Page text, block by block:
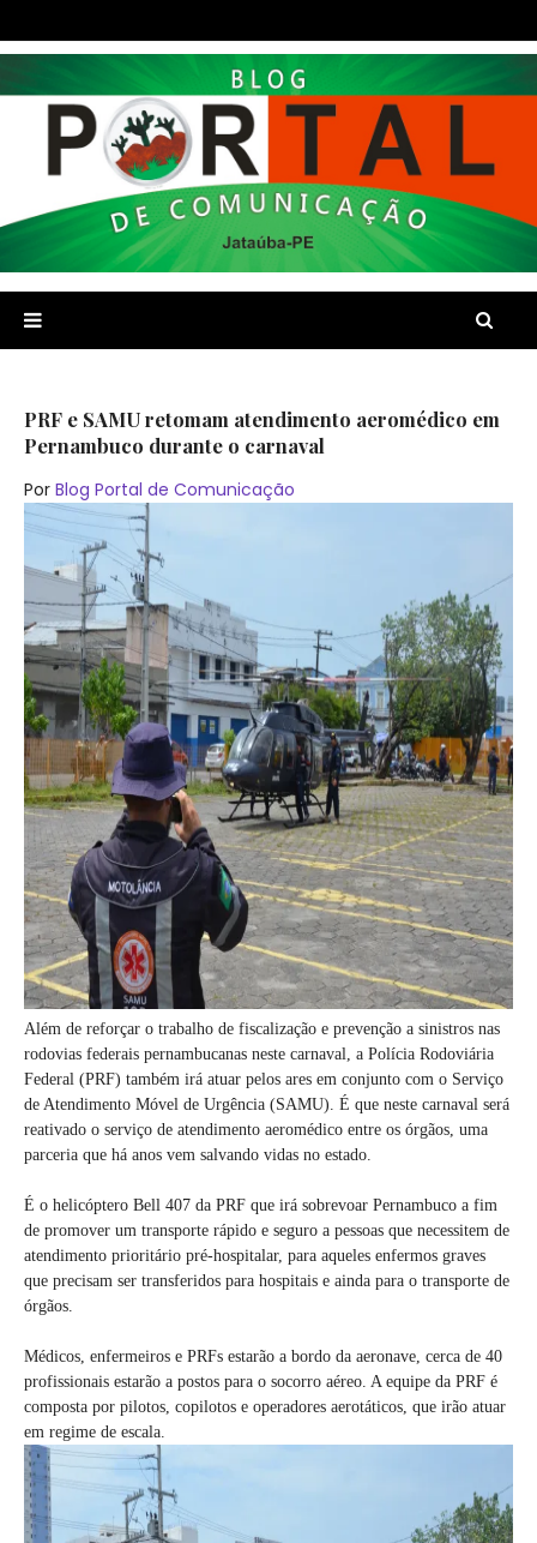
PRF e SAMU retomam atendimento aeromédico em
Pernambuco durante o carnaval
Por Blog Portal de Comunicação
Além de reforçar o trabalho de fiscalização e prevenção a sinistros nas
rodovias federais pernambucanas neste carnaval, a Polícia Rodoviária
Federal (PRF) também irá atuar pelos ares em conjunto com o Serviço
de Atendimento Móvel de Urgência (SAMU). É que neste carnaval será
reativado o serviço de atendimento aeromédico entre os órgãos, uma
parceria que há anos vem salvando vidas no estado.
É o helicóptero Bell 407 da PRF que irá sobrevoar Pernambuco a fim
de promover um transporte rápido e seguro a pessoas que necessitem de
atendimento prioritário pré-hospitalar, para aqueles enfermos graves
que precisam ser transferidos para hospitais e ainda para o transporte de
órgãos.
Médicos, enfermeiros e PRFs estarão a bordo da aeronave, cerca de 40
profissionais estarão a postos para o socorro aéreo. A equipe da PRF é
composta por pilotos, copilotos e operadores aerotáticos, que irão atuar
em regime de escala.